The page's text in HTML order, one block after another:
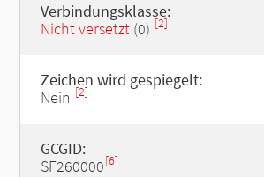
Verbindungsklasse:
Nicht versetzt(0) [2]
Zeichen wird gespiegelt:
Nein [2]
GCGID:
SF260000[6]